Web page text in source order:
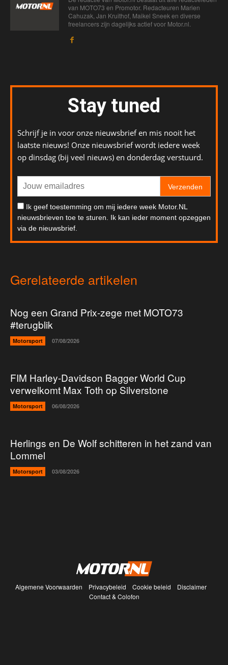
van MOTO73 en Promotor. Redacteuren Marien
Cahuzak, Jan Kruithof, Maikel Sneek en diverse
freelancers zijn dagelijks actief voor Motor.nl.
Stay tuned
Schrijf je in voor onze nieuwsbrief en mis nooit het
laatste nieuws! Onze nieuwsbrief wordt iedere week
op dinsdag (bij veel nieuws) en donderdag verstuurd.
Verzenden
Ik geef toestemming om mij iedere week Motor.NL
nieuwsbrieven toe te sturen. Ik kan ieder moment opzeggen
via de nieuwsbrief.
Gerelateerde artikelen
Nog een Grand Prix-zege met MOTO73
#terugblik
Motorsport 07/08/2026
FIM Harley-Davidson Bagger World Cup
verwelkomt Max Toth op Silverstone
Motorsport 06/08/2026
Herlings en De Wolf schitteren in het zand van
Lommel
Motorsport 03/08/2026
Algemene Voorwaarden Privacybeleid Cookie beleid
Disclaimer
Contact & Colofon